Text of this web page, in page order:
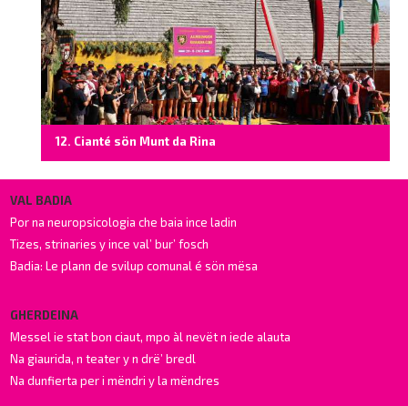
12. Cianté sön Munt da Rina
VAL BADIA
Por na neuropsicologia che baia ince ladin
Tizes, strinaries y ince val’ bur’ fosch
Badia: Le plann de svilup comunal é sön mësa
GHERDEINA
Messel ie stat bon ciaut, mpo àl nevët n iede alauta
Na giaurida, n teater y n drë’ bredl
Na dunfierta per i mëndri y la mëndres